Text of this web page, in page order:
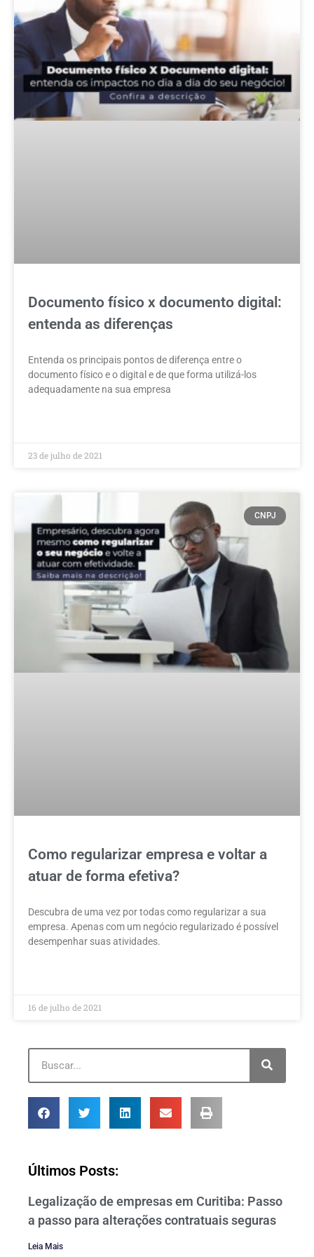
Documento físico x documento digital:
entenda as diferenças
Entenda os principais pontos de diferença entre o
documento físico e o digital e de que forma utilizá-los
adequadamente na sua empresa
23 de julho de 2021
CNPJ
Como regularizar empresa e voltar a
atuar de forma efetiva?
Descubra de uma vez por todas como regularizar a sua
empresa. Apenas com um negócio regularizado é possível
desempenhar suas atividades.
16 de julho de 2021
Últimos Posts:
Legalização de empresas em Curitiba: Passo
a passo para alterações contratuais seguras
Leia Mais